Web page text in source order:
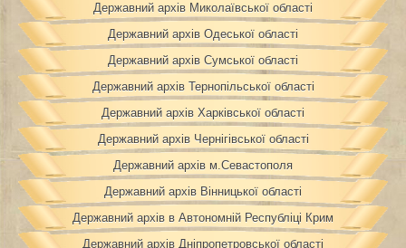
Державний архів Миколаївської області
Державний архів Одеської області
Державний архів Сумської області
Державний архів Тернопільської області
Державний архів Харківської області
Державний архів Чернігівської області
Державний архів м.Севастополя
Державний архів Вінницької області
Державний архів в Автономній Республіці Крим
Державний архів Дніпропетровської області